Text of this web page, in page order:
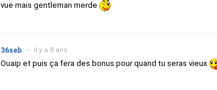
vue mais gentleman merde
36seb • il y a 8 ans
Ouaip et puis ça fera des bonus pour quand tu seras vieux